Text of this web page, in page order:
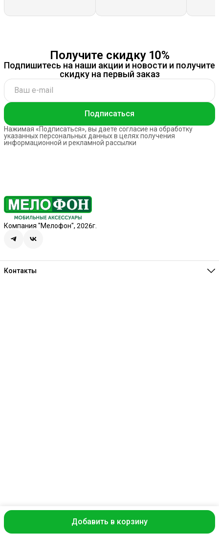
Добавить в корзину
Получите скидку 10%
Подпишитесь на наши акции и новости и получите
скидку на первый заказ
Подписаться
Нажимая «Подписаться», вы даете согласие на обработку
указанных персональных данных в целях получения
информационной и рекламной рассылки
Компания "Мелофон", 2026г.
Контакты
ДоставкаПравила возврата